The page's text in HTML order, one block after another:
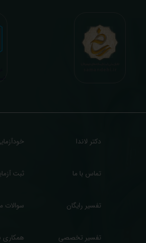
بیمه ها، افزایش تمایل افراد به انجام آزمایش (با دریافت
و شخصی سازی شده) میگردد. تا درنهایت به جامعه ای
پیشرفته (دیر و زود داره سوخت و سوز نداره...)
آنلاین به نتایج هیچ یک از کاربران بصورت مستقیم
با درخواست و ارسال خود کاربر انجام میگیرد و ما تابع
دکتر لاندا
تفسیر تخصصی
تفسیر رایگان
ثبت تماس با ما
سوالات
همکاری